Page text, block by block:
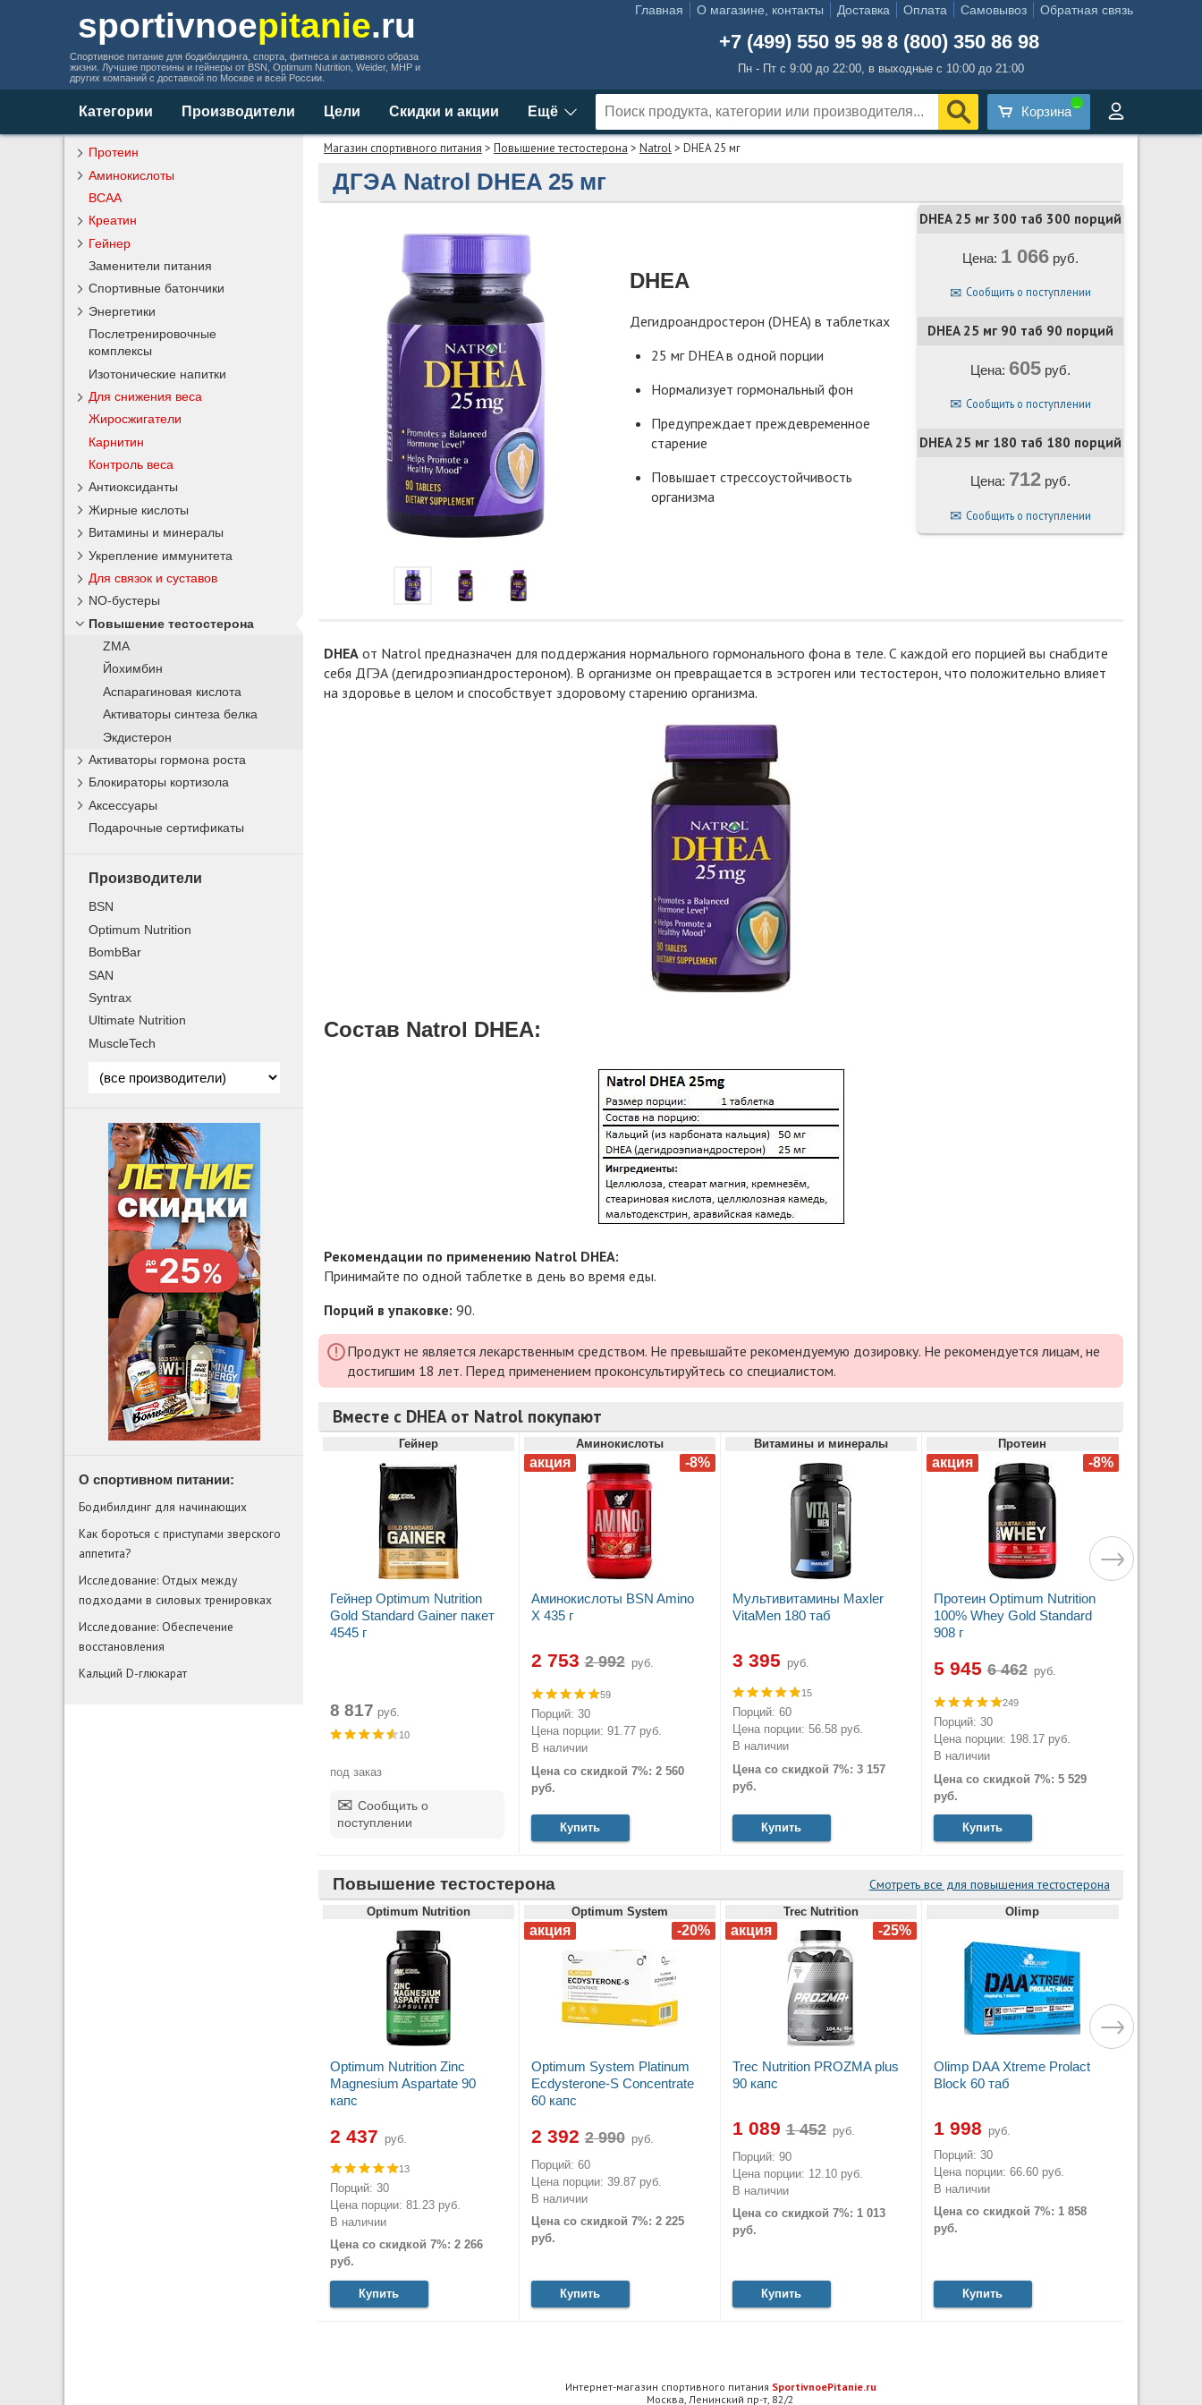
sportivnoepitanie.ru
Спортивное питание для бодибилдинга, спорта, фитнеса и активного образа
жизни. Лучшие протеины и гейнеры от BSN, Optimum Nutrition, Weider, MHP и
других компаний с доставкой по Москве и всей России.
Главная О магазине, контакты Доставка Оплата Самовывоз Обратная связь
+7 (499) 550 95 98 8 (800) 350 86 98
Пн - Пт с 9:00 до 22:00, в выходные с 10:00 до 21:00
Категории Производители Цели Скидки и акции Ещё Корзина
Магазин спортивного питания > Повышение тестостерона > Natrol> DHEA 25 мг
ДГЭА Natrol DHEA 25 мг
DHEA
Дегидроандростерон (DHEA) в таблетках
25 мг DHEA в одной порции
Нормализует гормональный фон
Предупреждает преждевременное
старение
Повышает стрессоустойчивость
организма
DHEA 25 мг 300 таб 300 порций
Цена: 1 066руб.
Сообщить о поступлении
DHEA 25 мг 90 таб 90 порций
Цена: 605руб.
Сообщить о поступлении
DHEA 25 мг 180 таб 180 порций
Цена: 712руб.
Сообщить о поступлении
DHEAот Natrol предназначен для поддержания нормального гормонального фона в теле. С каждой его порцией вы снабдите
себя ДГЭА (дегидроэпиандростероном). В организме он превращается в эстроген или тестостерон, что положительно влияет
на здоровье в целом и способствует здоровому старению организма.
Состав Natrol DHEA:
Рекомендации по применению Natrol DHEA:
Принимайте по одной таблетке в день во время еды.
Порций в упаковке: 90.
Продукт не является лекарственным средством. Не превышайте рекомендуемую дозировку. Не рекомендуется лицам, не
достигшим 18 лет. Перед применением проконсультируйтесь со специалистом.
Вместе с DHEA от Natrol покупают
Гейнер
Гейнер Optimum Nutrition
Gold Standard Gainer пакет
4545 г
8 817 руб.
10
под заказ
Сообщить о
поступлении
Аминокислоты
Аминокислоты BSN Amino
X 435 г
2 753 руб.
59
Порций: 30
Цена порции: 91.77 руб.
В наличии
Цена со скидкой 7%: 2 560
руб.
Купить
Витамины и минералы
Мультивитамины Maxler
VitaMen 180 таб
3 395 руб.
15
Порций: 60
Цена порции: 56.58 руб.
В наличии
Цена со скидкой 7%: 3 157
руб.
Купить
Протеин
Протеин Optimum Nutrition
100% Whey Gold Standard
908 г
5 945 руб.
249
Порций: 30
Цена порции: 198.17 руб.
В наличии
Цена со скидкой 7%: 5 529
руб.
Купить
Повышение тестостерона Смотреть все для повышения тестостерона
Optimum Nutrition
Optimum Nutrition Zinc
Magnesium Aspartate 90
капс
2 437 руб.
13
Порций: 30
Цена порции: 81.23 руб.
В наличии
Цена со скидкой 7%: 2 266
руб.
Купить
Optimum System
Optimum System Platinum
Ecdysterone-S Concentrate
60 капс
2 392
руб.
Порций: 60
Цена порции: 39.87 руб.
В наличии
Цена со скидкой 7%: 2 225
руб.
Купить
Trec Nutrition
Trec Nutrition PROZMA plus
90 капс
1 089
руб.
Порций: 90
Цена порции: 12.10 руб.
В наличии
Цена со скидкой 7%: 1 013
руб.
Купить
Olimp
Olimp DAA Xtreme Prolact
Block 60 таб
1 998 руб.
Порций: 30
Цена порции: 66.60 руб.
В наличии
Цена со скидкой 7%: 1 858
руб.
Купить
Интернет-магазин спортивного питания SportivnoePitanie.ru
Москва, Ленинский пр-т, 82/2
Протеин
Аминокислоты
BCAA
Креатин
Гейнер
Заменители питания
Спортивные батончики
Энергетики
Послетренировочные
комплексы
Изотонические напитки
Для снижения веса
Жиросжигатели
Карнитин
Контроль веса
Антиоксиданты
Жирные кислоты
Витамины и минералы
Укрепление иммунитета
Для связок и суставов
NO-бустеры
Повышение тестостерона
ZMA
Йохимбин
Аспарагиновая кислота
Активаторы синтеза белка
Экдистерон
Активаторы гормона роста
Блокираторы кортизола
Аксессуары
Подарочные сертификаты
Производители
BSN
Optimum Nutrition
BombBar
SAN
Syntrax
Ultimate Nutrition
MuscleTech
О спортивном питании:
Бодибилдинг для начинающих
Как бороться с приступами зверского
аппетита?
Исследование: Отдых между
подходами в силовых тренировках
Исследование: Обеспечение
восстановления
Кальций D-глюкарат